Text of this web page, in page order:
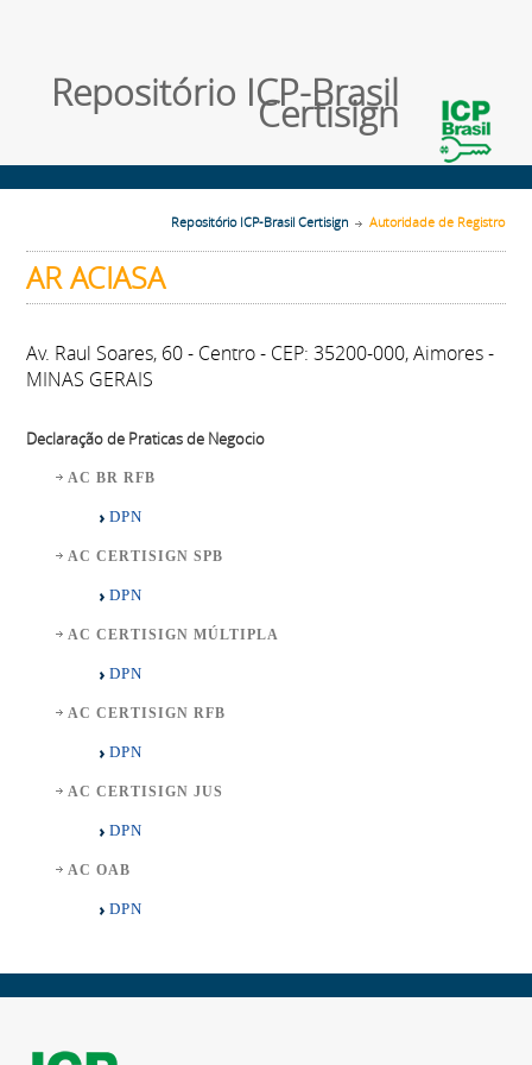
Repositório ICP-Brasil
Certisign
Repositório ICP-Brasil Certisign Autoridade de Registro
AR ACIASA
Av. Raul Soares, 60 - Centro - CEP: 35200-000, Aimores -
MINAS GERAIS
Declaração de Praticas de Negocio
AC BR RFB
DPN
AC CERTISIGN SPB
DPN
AC CERTISIGN MÚLTIPLA
DPN
AC CERTISIGN RFB
DPN
AC CERTISIGN JUS
DPN
AC OAB
DPN